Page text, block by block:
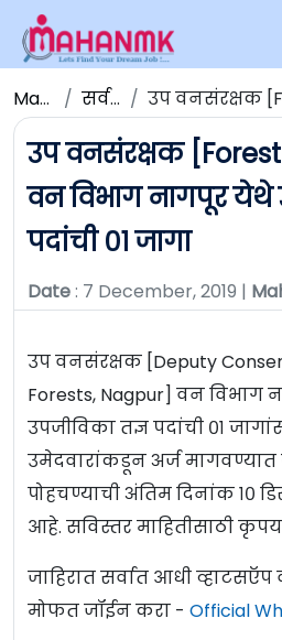
Maha NMK सर्व जाहिराती उप वनसंरक्षक [Forest Department]
उप वनसंरक्षक
वन विभाग नागपूर येथे
पदांची ०१ जागा
Date: 7 December, 2019 |
उप वनसंरक्षक [Deputy
Forests, Nagpur] वन विभाग
उपजीविका तज्ञ पदांची ०१
उमेदवारांकडून अर्ज
पोहचण्याची अंतिम दिनांक १०
आहे. सविस्तर माहितीसाठी
जाहिरात सर्वात आधी
मोफत जॉईन करा - Official